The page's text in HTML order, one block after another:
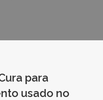
para
usado no